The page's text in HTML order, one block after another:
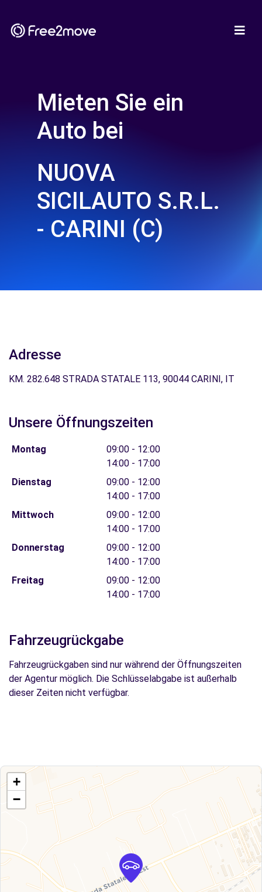
Mieten Sie ein
Auto bei
NUOVA
SICILAUTO S.R.L.
- CARINI (C)
Adresse
KM. 282.648 STRADA STATALE 113, 90044 CARINI, IT
Unsere Öffnungszeiten
Montag
09:00 - 12:00
14:00 - 17:00
Dienstag
09:00 - 12:00
14:00 - 17:00
Mittwoch
09:00 - 12:00
14:00 - 17:00
Donnerstag
09:00 - 12:00
14:00 - 17:00
Freitag
09:00 - 12:00
14:00 - 17:00
Fahrzeugrückgabe
Fahrzeugrückgaben sind nur während der Öffnungszeiten
der Agentur möglich. Die Schlüsselabgabe ist außerhalb
dieser Zeiten nicht verfügbar.
+
−